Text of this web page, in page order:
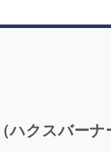
ハクスバーナ